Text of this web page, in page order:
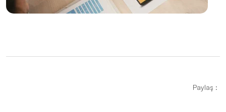
SEO Uyumlu Web Tasarımında Kullanıcı Deneyimi
Dijital Pazarlamanın Sihirli Dokunuşu
Paylaş :